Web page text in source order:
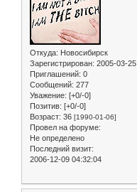
Откуда: Новосибирск
Зарегистрирован: 2005-03-25
Приглашений: 0
Сообщений: 277
Уважение: [+0/-0]
Позитив: [+0/-0]
Возраст: 36 [1990-01-06]
Провел на форуме:
Не определено
Последний визит:
2006-12-09 04:32:04